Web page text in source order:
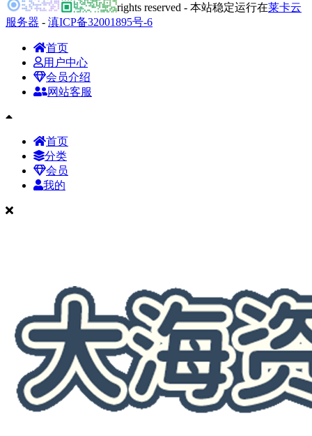
rights reserved - 本站稳定运行在莱卡云
服务器 - 滇ICP备32001895号-6
首页
用户中心
会员介绍
网站客服
首页
分类
会员
我的